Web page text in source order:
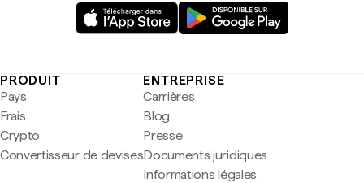
PRODUIT
Pays
Frais
Crypto
Convertisseur de devises
ENTREPRISE
Carrières
Blog
Presse
Documents juridiques
Informations légales